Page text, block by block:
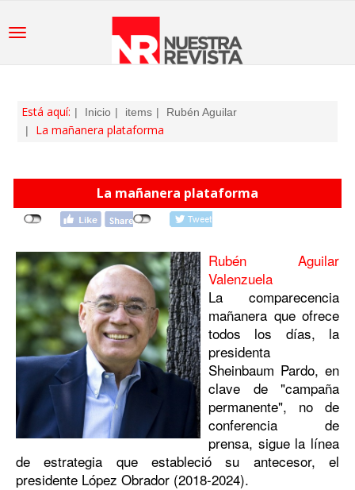
Está aquí: Inicio items Rubén Aguilar
La mañanera plataforma
La mañanera plataforma
Rubén Aguilar
Valenzuela
La comparecencia
mañanera que ofrece
todos los días, la
presidenta
Sheinbaum Pardo, en
clave de "campaña
permanente", no de
conferencia de
prensa, sigue la línea
de estrategia que estableció su antecesor, el
presidente López Obrador (2018-2024).